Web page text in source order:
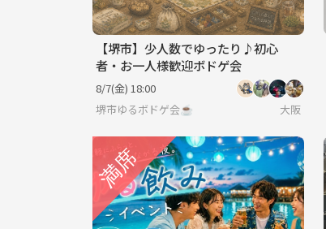
【堺市】少人数でゆったり♪初心
者・お一人様歓迎ボドゲ会
8/7(金) 18:00
堺市ゆるボドゲ会☕️
大阪